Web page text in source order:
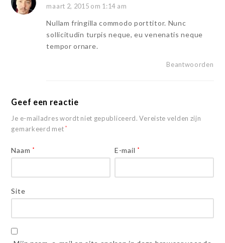
maart 2, 2015 om 1:14 am
Nullam fringilla commodo porttitor. Nunc
sollicitudin turpis neque, eu venenatis neque
tempor ornare.
Beantwoorden
Geef een reactie
Je e-mailadres wordt niet gepubliceerd. Vereiste velden zijn
gemarkeerd met *
Naam * E-mail *
Site